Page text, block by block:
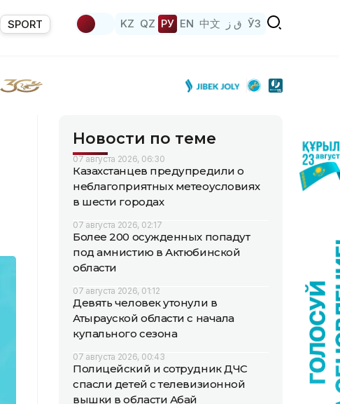
SPORT KZ QZ РУ EN 中文 ق ز ЎЗ
Новости по теме
07 августа 2026, 06:30
Казахстанцев предупредили о
неблагоприятных метеоусловиях
в шести городах
07 августа 2026, 02:17
Более 200 осужденных попадут
под амнистию в Актюбинской
области
07 августа 2026, 01:12
Девять человек утонули в
Атырауской области с начала
купального сезона
07 августа 2026, 00:43
Полицейский и сотрудник ДЧС
спасли детей с телевизионной
вышки в области Абай